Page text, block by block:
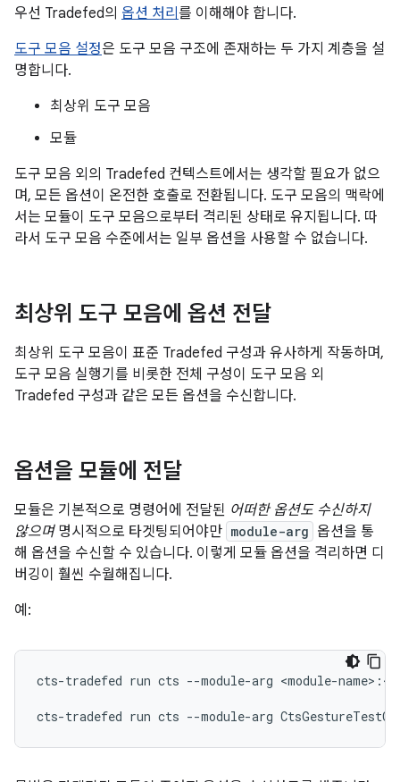
우선 Tradefed의 옵션 처리 를 이해해야 합니다.
도구 모음 설정은 도구 모음 구조에 존재하는 두 가지 계층을 설
명합니다.
최상위 도구 모음
모듈
도구 모음 외의 Tradefed 컨텍스트에서는 생각할 필요가 없으
며, 모든 옵션이 온전한 호출로 전환됩니다. 도구 모음의 맥락에
서는 모듈이 도구 모음으로부터 격리된 상태로 유지됩니다. 따
라서 도구 모음 수준에서는 일부 옵션을 사용할 수 없습니다.
최상위 도구 모음에 옵션 전달
최상위 도구 모음이 표준 Tradefed 구성과 유사하게 작동하며,
도구 모음 실행기를 비롯한 전체 구성이 도구 모음 외
Tradefed 구성과 같은 모든 옵션을 수신합니다.
옵션을 모듈에 전달
모듈은 기본적으로 명령어에 전달된 어떠한 옵션도 수신하지
않으며명시적으로 타겟팅되어야만 module-arg 옵션을 통
해 옵션을 수신할 수 있습니다. 이렇게 모듈 옵션을 격리하면 디
버깅이 훨씬 수월해집니다.
예:
cts-tradefed run cts --module-arg <module-
cts-tradefed run cts --module-arg